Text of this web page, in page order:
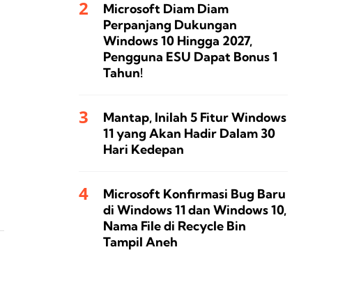
Microsoft Diam Diam
Perpanjang Dukungan
Windows 10 Hingga 2027,
Pengguna ESU Dapat Bonus 1
Tahun!
Mantap, Inilah 5 Fitur Windows
11 yang Akan Hadir Dalam 30
Hari Kedepan
Microsoft Konfirmasi Bug Baru
di Windows 11 dan Windows 10,
Nama File di Recycle Bin
Tampil Aneh